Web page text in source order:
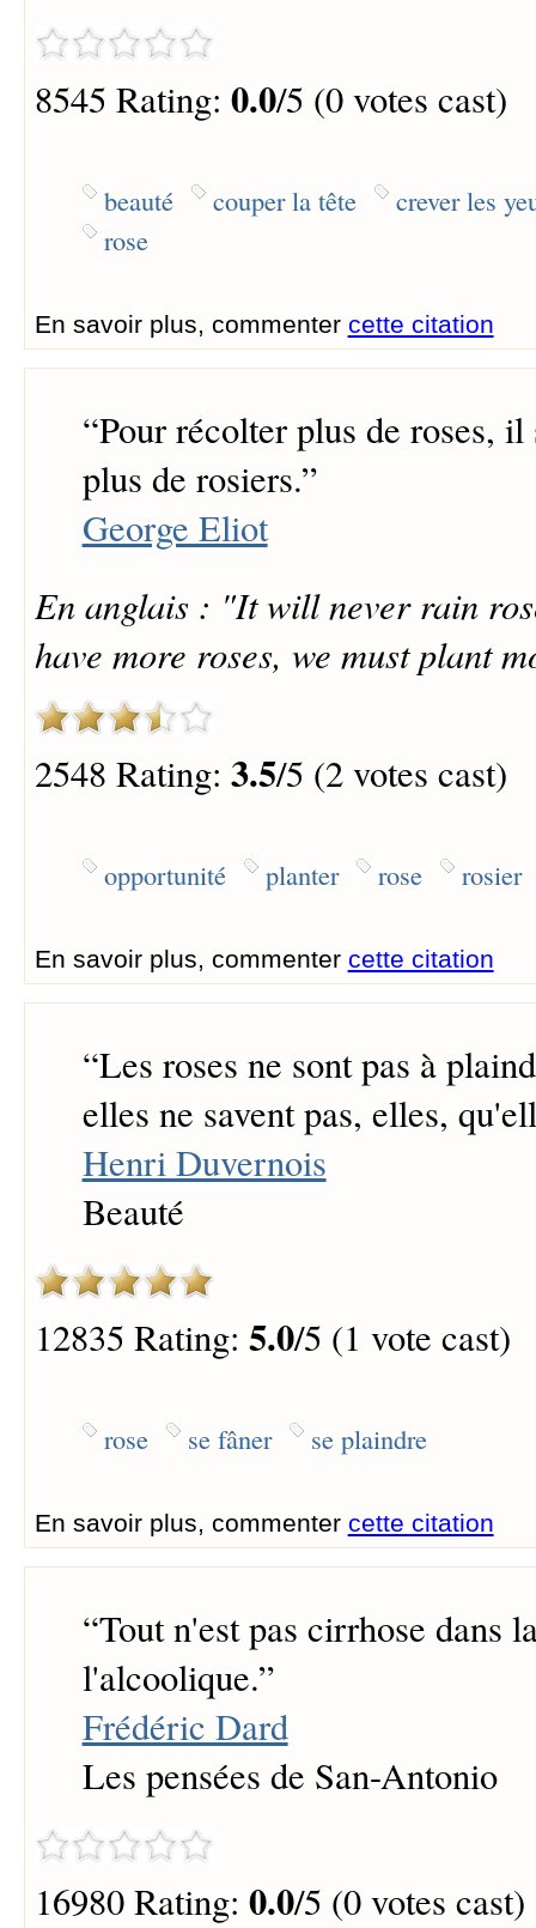
8545 Rating: 0.0/5 (0 votes cast)
beauté couper la tête
crever les
rose
En savoir plus, commenter cette citation
“Pour récolter plus de roses,
plus de rosiers.”
George Eliot
En anglais : "It will never rain
have more roses, we must plant
2548 Rating: 3.5/5 (2 votes cast)
opportunité planter rose rosier
En savoir plus, commenter cette citation
“Les roses ne sont pas à
elles ne savent pas, elles,
Henri Duvernois
Beauté
12835 Rating: 5.0/5 (1 vote cast)
rose se fâner se plaindre
En savoir plus, commenter cette citation
“Tout n'est pas cirrhose dans
l'alcoolique.”
Frédéric Dard
Les pensées de San-Antonio
16980 Rating: 0.0/5 (0 votes cast)